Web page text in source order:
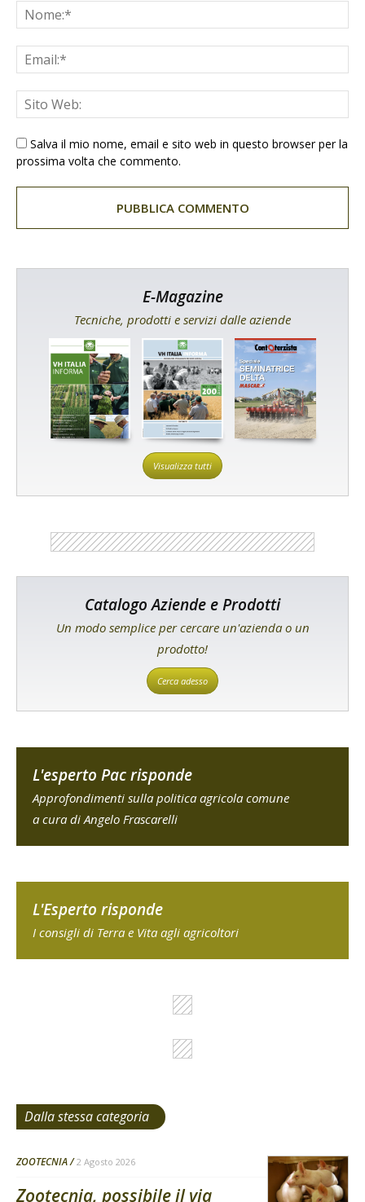
Salva il mio nome, email e sito web in questo browser per la
prossima volta che commento.
E-Magazine
Tecniche, prodotti e servizi dalle aziende
Visualizza tutti
Catalogo Aziende e Prodotti
Un modo semplice per cercare un'azienda o un
prodotto!
Cerca adesso
L'esperto Pac risponde
Approfondimenti sulla politica agricola comune
a cura di Angelo Frascarelli
L'Esperto risponde
I consigli di Terra e Vita agli agricoltori
Dalla stessa categoria
ZOOTECNIA 2 Agosto 2026
Zootecnia, possibile il via